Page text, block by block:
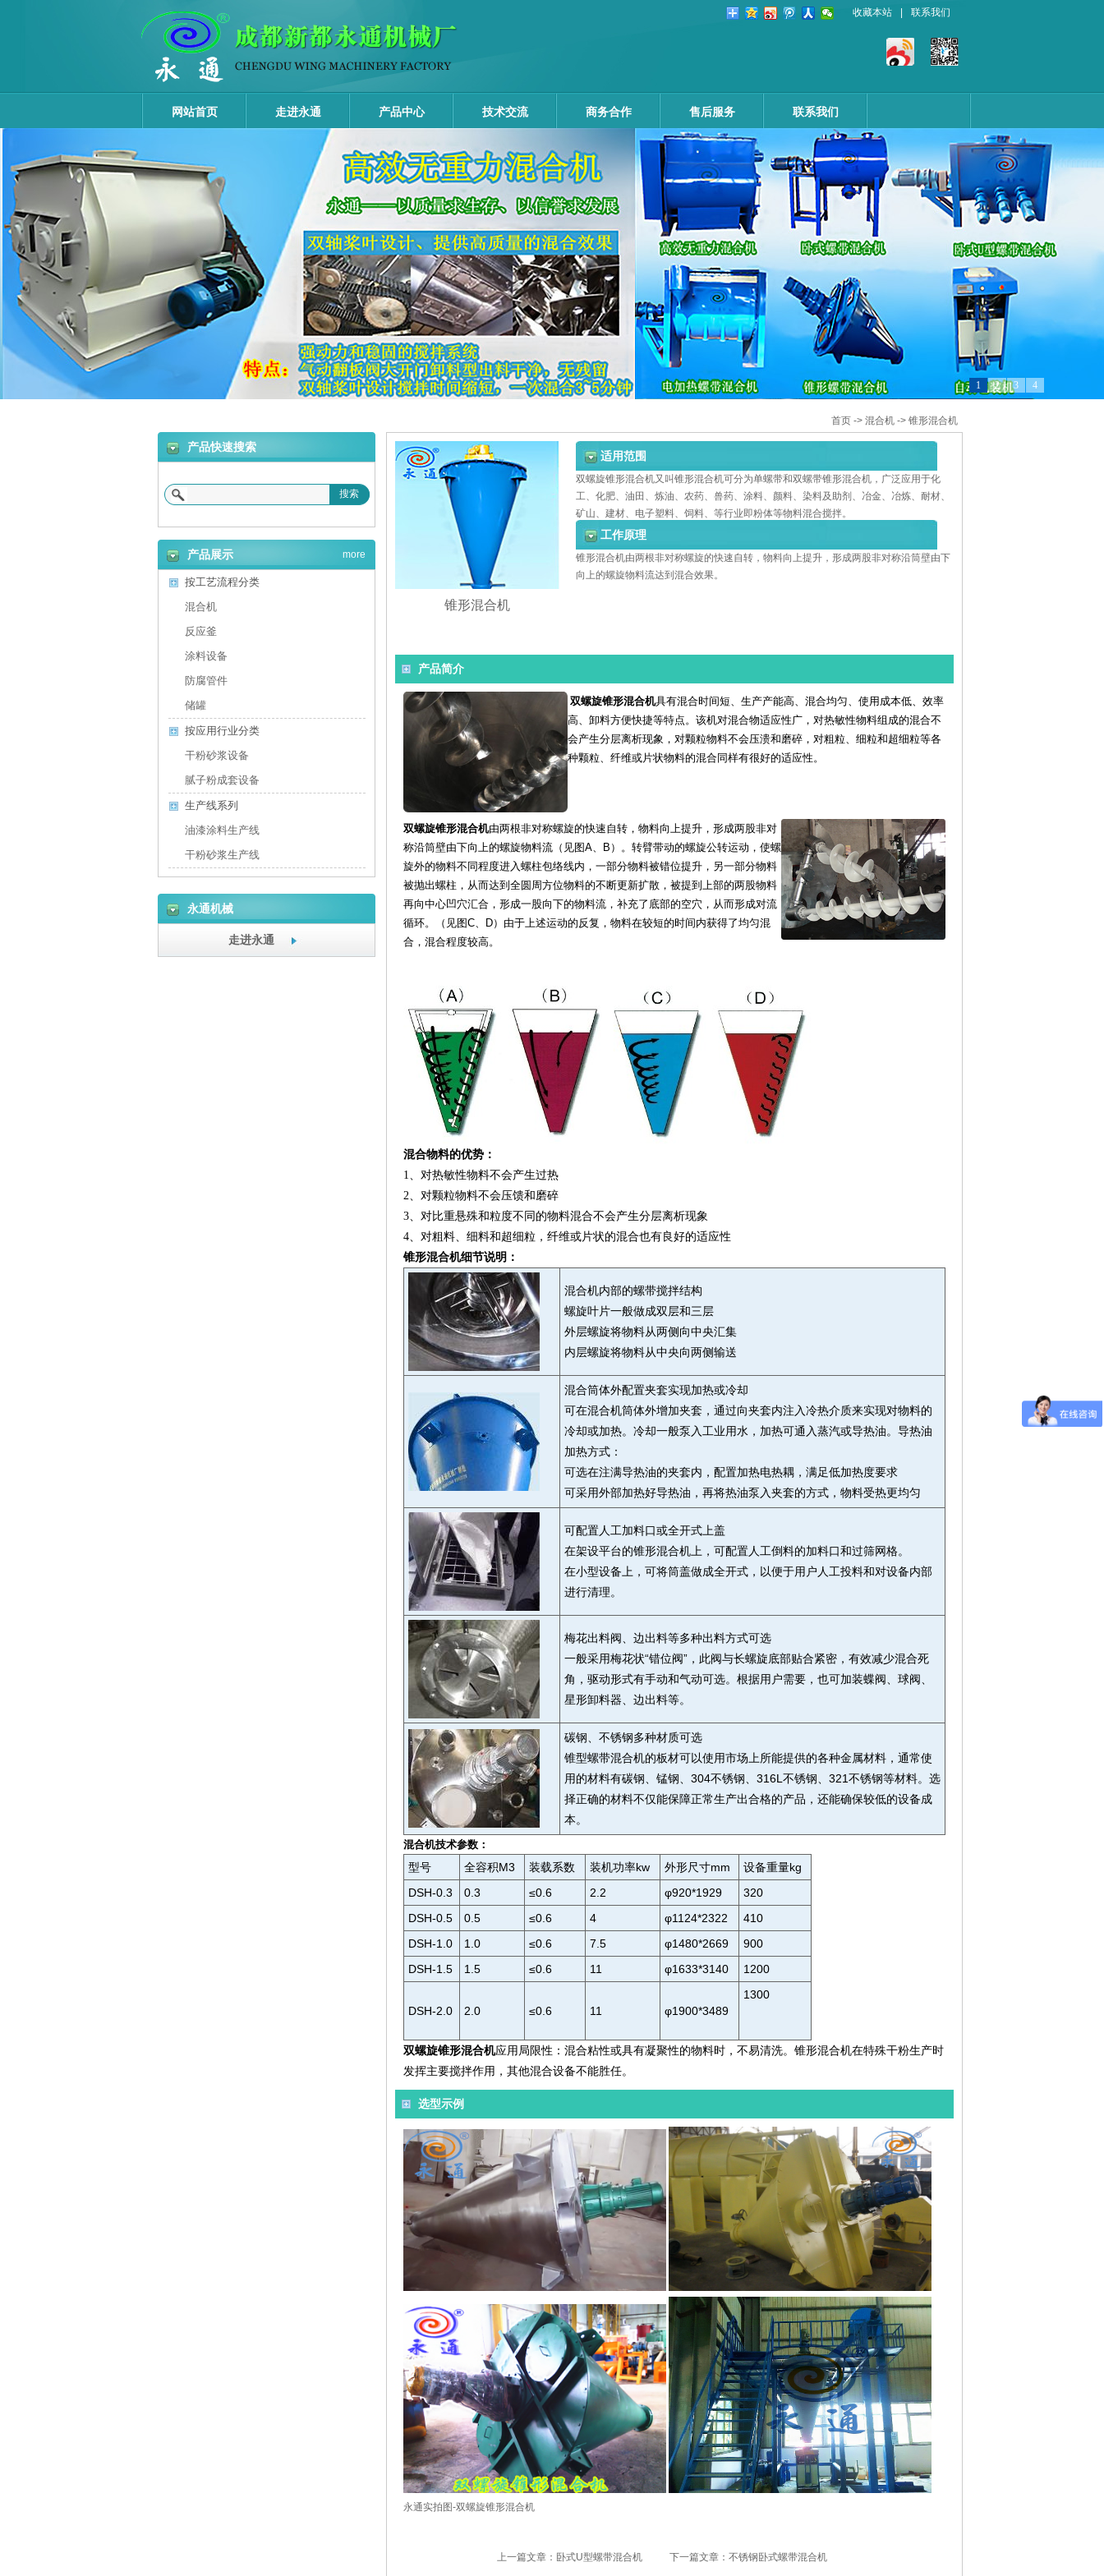
收藏本站 联系我们
网站首页 走进永通 产品中心 技术交流 商务合作 售后服务 联系我们
1 2 3 4
首页 -> 混合机 -> 锥形混合机
锥形混合机
适用范围
双螺旋锥形混合机又叫锥形混合机可分为单螺带和双螺带锥形混合机，广泛应用于化
工、化肥、油田、炼油、农药、兽药、涂料、颜料、染料及助剂、冶金、冶炼、耐材、
矿山、建材、电子塑料、饲料、等行业即粉体等物料混合搅拌。
工作原理
锥形混合机由两根非对称螺旋的快速自转，物料向上提升，形成两股非对称沿筒壁由下
向上的螺旋物料流达到混合效果。
产品简介
双螺旋锥形混合机具有混合时间短、生产产能高、混合均匀、使用成本低、效率
高、卸料方便快捷等特点。该机对混合物适应性广，对热敏性物料组成的混合不
会产生分层离析现象，对颗粒物料不会压溃和磨碎，对粗粒、细粒和超细粒等各
种颗粒、纤维或片状物料的混合同样有很好的适应性。
双螺旋锥形混合机由两根非对称螺旋的快速自转，物料向上提升，形成两股非对
称沿筒壁由下向上的螺旋物料流（见图A、B）。转臂带动的螺旋公转运动，使螺
旋外的物料不同程度进入螺柱包络线内，一部分物料被错位提升，另一部分物料
被抛出螺柱，从而达到全圆周方位物料的不断更新扩散，被提到上部的两股物料
再向中心凹穴汇合，形成一股向下的物料流，补充了底部的空穴，从而形成对流
循环。（见图C、D）由于上述运动的反复，物料在较短的时间内获得了均匀混
合，混合程度较高。
混合物料的优势：
1、 对热敏性物料不会产生过热
2、 对颗粒物料不会压馈和磨碎
3、 对比重悬殊和粒度不同的物料混合不会产生分层离析现象
4、 对粗料、细料和超细粒，纤维或片状的混合也有良好的适应性
锥形混合机细节说明：
混合机内部的螺带搅拌结构
螺旋叶片一般做成双层和三层
外层螺旋将物料从两侧向中央汇集
内层螺旋将物料从中央向两侧输送
混合筒体外配置夹套实现加热或冷却
可在混合机筒体外增加夹套，通过向夹套内注入冷热介质来实现对物料的
冷却或加热。冷却一般泵入工业用水，加热可通入蒸汽或导热油。导热油
加热方式：
可选在注满导热油的夹套内，配置加热电热耦，满足低加热度要求
可采用外部加热好导热油，再将热油泵入夹套的方式，物料受热更均匀
可配置人工加料口或全开式上盖
在架设平台的锥形混合机上，可配置人工倒料的加料口和过筛网格。
在小型设备上，可将筒盖做成全开式，以便于用户人工投料和对设备内部
进行清理。
梅花出料阀、边出料等多种出料方式可选
一般采用梅花状“错位阀”，此阀与长螺旋底部贴合紧密，有效减少混合死
角，驱动形式有手动和气动可选。根据用户需要，也可加装蝶阀、球阀、
星形卸料器、边出料等。
碳钢、不锈钢多种材质可选
锥型螺带混合机的板材可以使用市场上所能提供的各种金属材料，通常使
用的材料有碳钢、锰钢、304不锈钢、316L不锈钢、321不锈钢等材料。选
择正确的材料不仅能保障正常生产出合格的产品，还能确保较低的设备成
本。
混合机技术参数：
型号 全容积M3 装载系数 装机功率kw 外形尺寸mm
设备重量kg
DSH-0.3
0.3 ≤0.6 2.2 φ920*1929
320
DSH-0.5
0.5 ≤0.6 4 φ1124*2322
410
DSH-1.0
1.0 ≤0.6 7.5 φ1480*2669
900
DSH-1.5
1.5 ≤0.6 11 φ1633*3140 1200
DSH-2.0 2.0 ≤0.6 11 φ1900*3489
1300
双螺旋锥形混合机应用局限性：混合粘性或具有凝聚性的物料时，不易清洗。锥形混合机在特殊干粉生产时
发挥主要搅拌作用，其他混合设备不能胜任。
选型示例
永通实拍图-双螺旋锥形混合机
上一篇文章：卧式U型螺带混合机 下一篇文章：不锈钢卧式螺带混合机
产品快速搜索
搜索
产品展示
按工艺流程分类
混合机
反应釜
涂料设备
防腐管件
储罐
按应用行业分类
干粉砂浆设备
腻子粉成套设备
生产线系列
油漆涂料生产线
干粉砂浆生产线
more
永通机械
走进永通